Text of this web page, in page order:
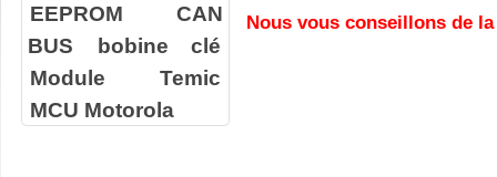
EEPROM
CAN
BUS
bobine clé
Module Temic
MCU Motorola
Nous vous conseillons de